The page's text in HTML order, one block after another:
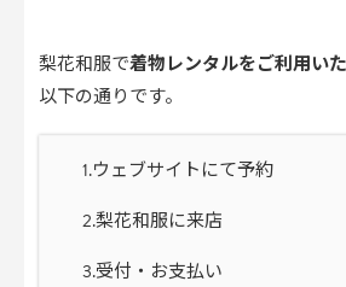
梨花和服で着物レンタルをご利用い
以下の通りです。
1.ウェブサイトにて予約
2.梨花和服に来店
3.受付・お支払い